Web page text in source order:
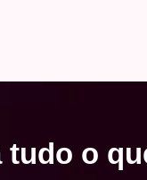
tudo o